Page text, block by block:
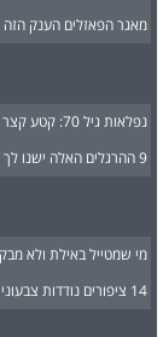
מאגר הפאזלים הענק
נפלאות גיל 70: קטע קצר ומשעשע שמוכיח שלכל גיל יש יתרונות!
9 ההרגלים האלה ישנו לך את החיים - טיפ מספר 5 מומלץ בחום!
מי שמטייל באילת ולא מבקר ב-6 המקומות הנהדרים
14 ציפורים נודדות צבעוניות שמקשטות את שמי הארץ בימי האביב